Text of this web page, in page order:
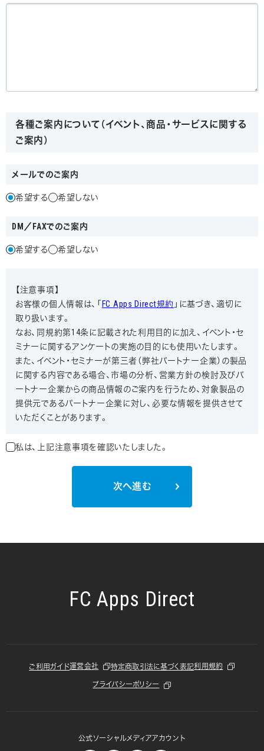
各種ご案内について（イベント、商品・サービスに関する
ご案内）
メールでのご案内
希望する 希望しない
DM／FAXでのご案内
希望する 希望しない
【注意事項】
お客様の個人情報は、「 FC Apps Direct規約 」に基づき、適切に
取り扱います。
なお、同規約第14条に記載された利用目的に加え、イベント・セ
ミナーに関するアンケートの実施の目的にも使用いたします。
また、イベント・セミナーが第三者（弊社パートナー企業）の製品
に関する内容である場合、市場の分析、営業方針の検討及びパ
ートナー企業からの商品情報のご案内を行うため、対象製品の
提供元であるパートナー企業に対し、必要な情報を提供させて
いただくことがあります。
私は、上記注意事項を確認いたしました。
次へ進む
FC Apps Direct
ご利用ガイド運営会社 特定商取引法に基づく表記利用規約
プライバシーポリシー
公式ソーシャルメディアアカウント